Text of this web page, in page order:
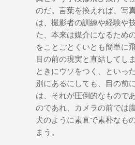
のだ。言葉を換えれば、写
は、撮影者の訓練や経験や
た、本来は媒介になるため
をことごとくいとも簡単に
目の前の現実と直結してし
ときにウソをつく、といっ
別にあるにしても、目の前
は、それが圧倒的なもので
のであれ、カメラの前では
犬のように素直で素朴なも
まう。